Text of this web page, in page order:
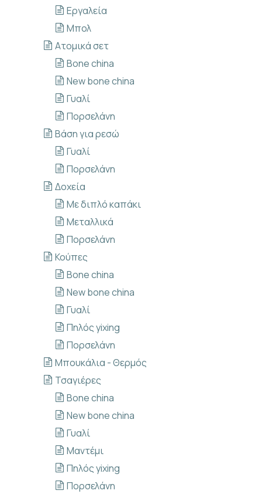
Εργαλεία
Μπολ
Ατομικά σετ
Bone china
New bone china
Γυαλί
Πορσελάνη
Βάση για ρεσώ
Γυαλί
Πορσελάνη
Δοχεία
Με διπλό καπάκι
Μεταλλικά
Πορσελάνη
Κούπες
Bone china
New bone china
Γυαλί
Πηλός yixing
Πορσελάνη
Μπουκάλια - Θερμός
Τσαγιέρες
Bone china
New bone china
Γυαλί
Μαντέμι
Πηλός yixing
Πορσελάνη